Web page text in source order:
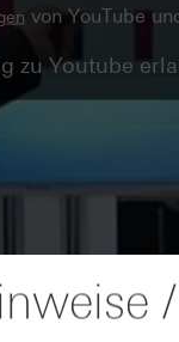
von YouTube
zu Youtube